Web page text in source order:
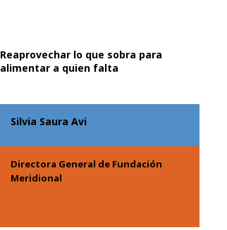
Reaprovechar lo que sobra para
alimentar a quien falta
Silvia Saura Avi
Directora General de Fundación
Meridional